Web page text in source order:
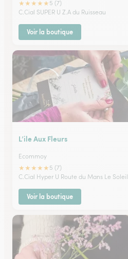
★★★★★ 5 (7)
C.Cial SUPER U Z.A du Ruisseau
Voir la boutique
L’ile Aux Fleurs
Ecommoy
★★★★★ 5 (7)
C.Cial Hyper U Route du Mans Le Soleil
Voir la boutique